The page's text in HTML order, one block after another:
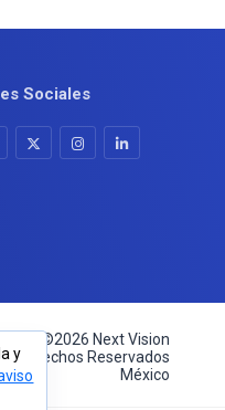
Sociales
©2026 Next Vision
Derechos Reservados
México
y